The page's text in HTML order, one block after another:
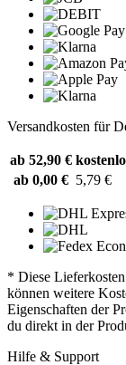
Versandkosten für
ab 52,90 €
ab 0,00 € 5,79 €
* Diese
können weitere
Eigenschaften der
du direkt in der
Hilfe & Support